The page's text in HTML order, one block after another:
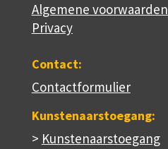
Algemene voorwaarden
Privacy
Contact:
Contactformulier
Kunstenaarstoegang:
> Kunstenaarstoegang